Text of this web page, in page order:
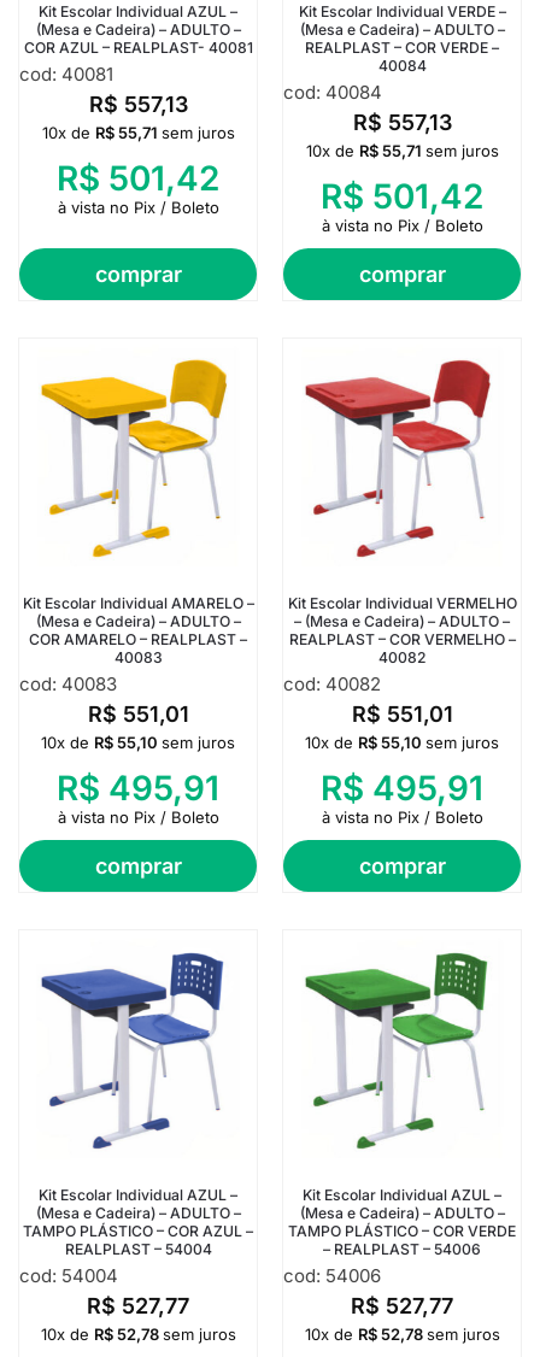
Kit Escolar Individual AZUL –
(Mesa e Cadeira) – ADULTO –
COR AZUL – REALPLAST- 40081
cod: 40081
R$ 557,13
comprar
10x de R$55,71 sem juros
R$ 501,42
à vista no Pix / Boleto
Kit Escolar Individual VERDE –
(Mesa e Cadeira) – ADULTO –
REALPLAST – COR VERDE –
40084
cod: 40084
R$ 557,13
comprar
10x de R$55,71 sem juros
R$ 501,42
à vista no Pix / Boleto
Kit Escolar Individual AMARELO –
(Mesa e Cadeira) – ADULTO –
COR AMARELO – REALPLAST –
40083
cod: 40083
R$ 551,01
comprar
10x de R$55,10 sem juros
R$ 495,91
à vista no Pix / Boleto
Kit Escolar Individual VERMELHO
– (Mesa e Cadeira) – ADULTO –
REALPLAST – COR VERMELHO –
40082
cod: 40082
R$ 551,01
comprar
10x de R$55,10 sem juros
R$ 495,91
à vista no Pix / Boleto
Kit Escolar Individual AZUL –
(Mesa e Cadeira) – ADULTO –
TAMPO PLÁSTICO – COR AZUL –
REALPLAST – 54004
cod: 54004
R$ 527,77
10x de R$52,78 sem juros
Kit Escolar Individual AZUL –
(Mesa e Cadeira) – ADULTO –
TAMPO PLÁSTICO – COR VERDE
– REALPLAST – 54006
cod: 54006
R$ 527,77
10x de R$52,78 sem juros